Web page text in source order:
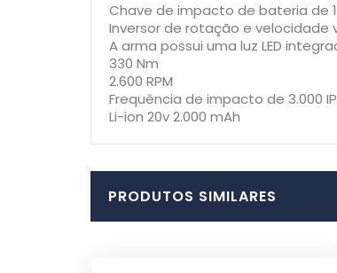
Chave de impacto de bateria de
Inversor de rotação e velocidade
A arma possui uma luz LED
330 Nm
2.600 RPM
Frequência de impacto de 3.000
Li-ion 20v 2.000 mAh
PRODUTOS SIMILARES